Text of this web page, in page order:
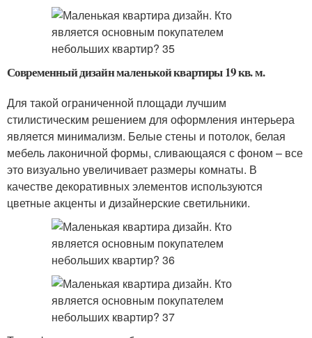
Современный дизайн маленькой квартиры 19 кв. м.
Для такой ограниченной площади лучшим
стилистическим решением для оформления интерьера
является минимализм. Белые стены и потолок, белая
мебель лаконичной формы, сливающаяся с фоном – все
это визуально увеличивает размеры комнаты. В
качестве декоративных элементов используются
цветные акценты и дизайнерские светильники.